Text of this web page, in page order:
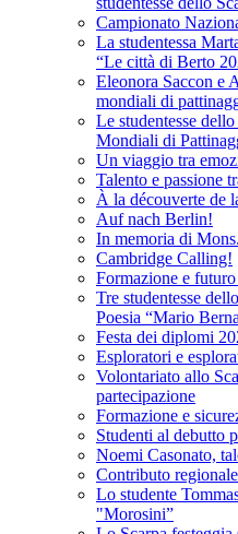
Campionato
La studentessa
“Le città di Berto
Eleonora Saccon e
mondiali di
Le studentesse
Mondiali di
Un viaggio tra
Talento e passione
À la découverte de
Auf nach Berlin!
In memoria di
Cambridge Calling!
Formazione e
Tre studentesse
Poesia “Mario
Festa dei diplomi
Esploratori e
Volontariato allo
partecipazione
Formazione e
Studenti al debutto
Noemi Casonato,
Contributo
Lo studente
"Morosini”